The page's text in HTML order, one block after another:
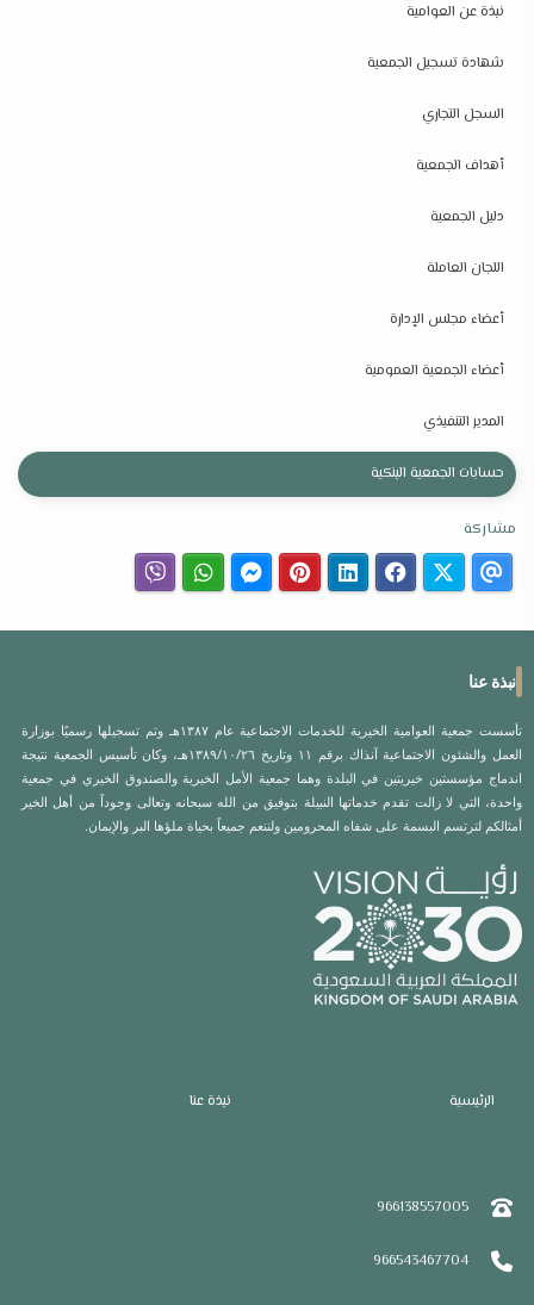
نبذة عن العوامية
شهادة تسجيل الجمعية
السجل التجاري
أهداف الجمعية
دليل الجمعية
اللجان العاملة
أعضاء مجلس الإدارة
أعضاء الجمعية العمومية
المدير التنفيذي
حسابات الجمعية البنكية
مشاركة
نبذة عنا
تأسست جمعية العوامية الخيرية للخدمات الاجتماعية عام ١٣٨٧هـ وتم تسجيلها رسميًا بوزارة
العمل والشئون الاجتماعية آنذاك برقم ١١ وتاريخ ١٣٨٩/١٠/٢٦هـ، وكان تأسيس الجمعية نتيجة
اندماج مؤسستين خيريتين في البلدة وهما جمعية الأمل الخيرية والصندوق الخيري في جمعية
واحدة، التي لا زالت تقدم خدماتها النبيلة بتوفيق من الله سبحانه وتعالى وجوداً من أهل الخير
أمثالكم لترتسم البسمة على شفاه المحرومين ولننعم جميعاً بحياة ملؤها البر والإيمان.
الرئيسية نبذة عنا
966138557005
966543467704